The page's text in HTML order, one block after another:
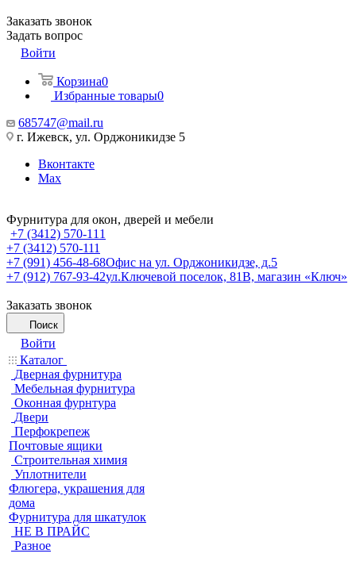
Заказать звонок
Задать вопрос
Войти
Корзина0
Избранные товары0
685747@mail.ru
г. Ижевск, ул. Орджоникидзе 5
Вконтакте
Max
Фурнитура для окон, дверей и мебели
+7 (3412) 570-111
+7 (3412) 570-111
+7 (991) 456-48-68Офис на ул. Орджоникидзе, д.5
+7 (912) 767-93-42ул.Ключевой поселок, 81В, магазин «Ключ»
Заказать звонок
Поиск
Войти
Каталог
Дверная фурнитура
Мебельная фурнитура
Оконная фурнтура
Двери
Перфокрепеж
Почтовые ящики
Строительная химия
Уплотнители
Флюгера, украшения для
дома
Фурнитура для шкатулок
НЕ В ПРАЙС
Разное